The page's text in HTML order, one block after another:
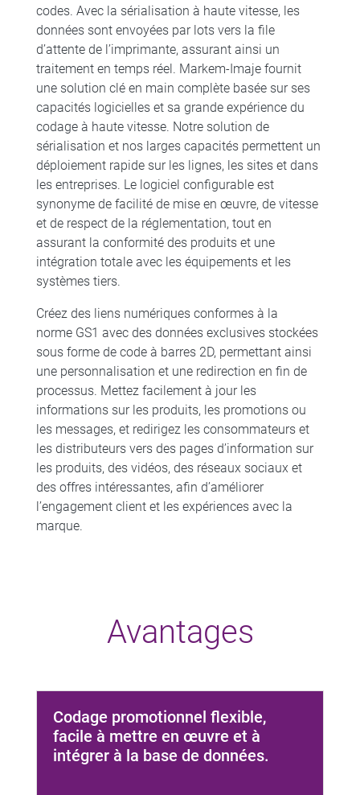
codes. Avec la sérialisation à haute vitesse, les
données sont envoyées par lots vers la file
d’attente de l’imprimante, assurant ainsi un
traitement en temps réel. Markem-Imaje fournit
une solution clé en main complète basée sur ses
capacités logicielles et sa grande expérience du
codage à haute vitesse. Notre solution de
sérialisation et nos larges capacités permettent un
déploiement rapide sur les lignes, les sites et dans
les entreprises. Le logiciel configurable est
synonyme de facilité de mise en œuvre, de vitesse
et de respect de la réglementation, tout en
assurant la conformité des produits et une
intégration totale avec les équipements et les
systèmes tiers.
Créez des liens numériques conformes à la
norme GS1 avec des données exclusives stockées
sous forme de code à barres 2D, permettant ainsi
une personnalisation et une redirection en fin de
processus. Mettez facilement à jour les
informations sur les produits, les promotions ou
les messages, et redirigez les consommateurs et
les distributeurs vers des pages d’information sur
les produits, des vidéos, des réseaux sociaux et
des offres intéressantes, afin d’améliorer
l’engagement client et les expériences avec la
marque.
Avantages
Codage promotionnel flexible,
facile à mettre en œuvre et à
intégrer à la base de données.